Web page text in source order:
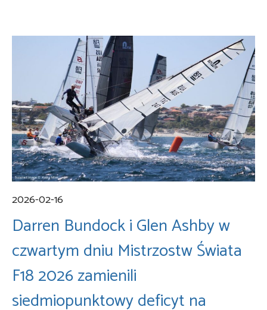
2026-02-16
Darren Bundock i Glen Ashby w
czwartym dniu Mistrzostw Świata
F18 2026 zamienili
siedmiopunktowy deficyt na